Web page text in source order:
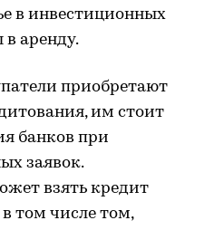
в инвестиционных
в аренду.
приобретают
им стоит
банков при
заявок.
взять кредит
том числе том,